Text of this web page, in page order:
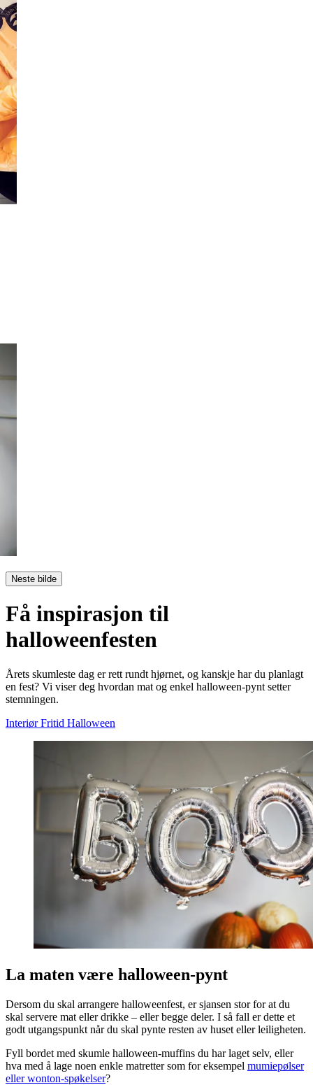
Neste bilde
Få inspirasjon til
halloweenfesten
Årets skumleste dag er rett rundt hjørnet, og kanskje har du planlagt
en fest? Vi viser deg hvordan mat og enkel halloween-pynt setter
stemningen.
Interiør Fritid Halloween
La maten være halloween-pynt
Dersom du skal arrangere halloweenfest, er sjansen stor for at du
skal servere mat eller drikke – eller begge deler. I så fall er dette et
godt utgangspunkt når du skal pynte resten av huset eller leiligheten.
Fyll bordet med skumle halloween-muffins du har laget selv, eller
hva med å lage noen enkle matretter som for eksempel mumiepølser
eller wonton-spøkelser?